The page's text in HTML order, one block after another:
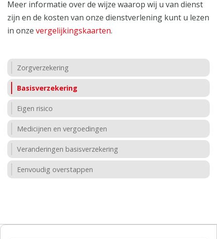
Meer informatie over de wijze waarop wij u van dienst
zijn en de kosten van onze dienstverlening kunt u lezen
in onze vergelijkingskaarten.
Zorgverzekering
Basisverzekering
Eigen risico
Medicijnen en vergoedingen
Veranderingen basisverzekering
Eenvoudig overstappen